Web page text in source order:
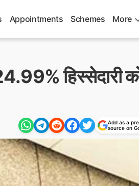
Appointments Schemes More
हिस्सेदारी
Add as a
source on